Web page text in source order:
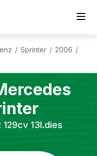
/ Sprinter / 2006 /
129cv 13l.dies